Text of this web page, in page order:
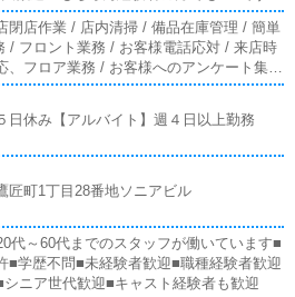
り！家庭がある方や、プライベート重視
業制度です《店舗スタッフ》(未経験者様大
25万円～(経験は考慮他未経験者は３ヶ月の
]：時給1,100円～（試用期間あり）■試用
閉店作業 / 店内清掃 / 備品在庫管理 / 簡単
/ フロント業務 / お客様電話応対 / 来店時
、フロア業務 / お客様へのアンケート集計
ルでの接客業務や受付業務。清掃業務等
すが、未経験からでもスムーズに操作可能
や、会計作業、注意事項の喚起などをお願
ら徐々に覚えていただきますので、未経験
て働けます。■PC更新業務ヘブンネットな
イト等の店舗情報更新作業を行っていただ
トの出勤情報やイベント、求人ブログの作
日休み【アルバイト】週４日以上勤務
匠町1丁目28番地ソニアビル
代～60代までのスタッフが働いています■
■学歴不問■未経験者歓迎■職種経験者歓迎
ニア世代歓迎■キャスト経験者も歓迎